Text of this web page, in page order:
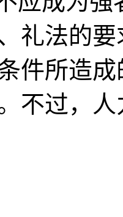
礼法的
件所造
不过，